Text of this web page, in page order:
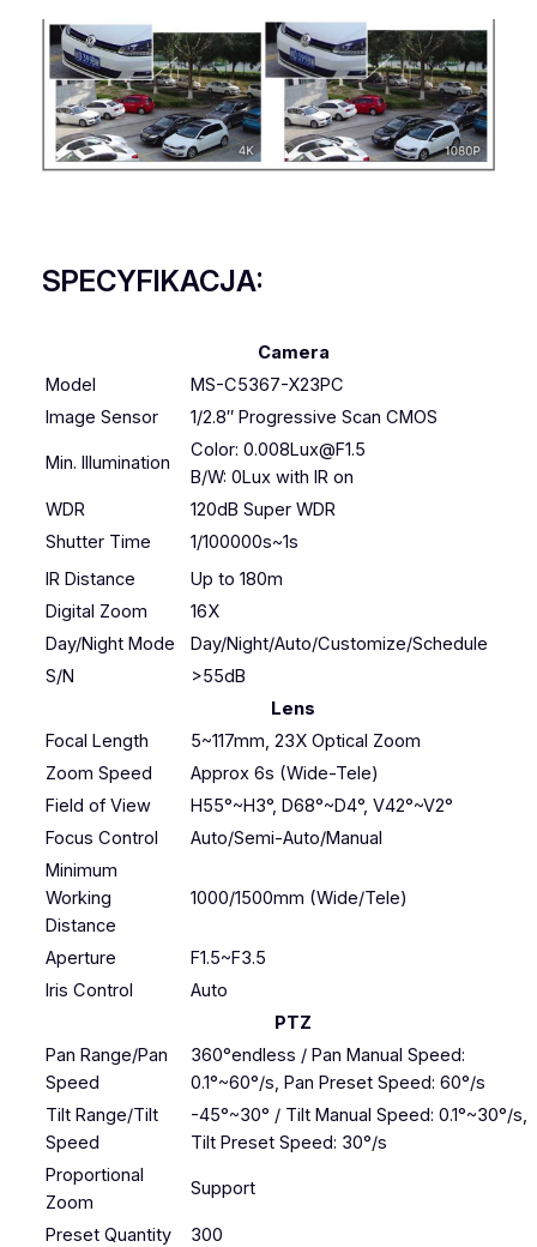
SPECYFIKACJA:
Camera
Model
MS-C5367-X23PC
Image Sensor
1/2.8″ Progressive Scan CMOS
Min. Illumination
Color: 0.008Lux@F1.5
B/W: 0Lux with IR on
WDR
120dB Super WDR
Shutter Time
1/100000s~1s
IR Distance
Up to 180m
Digital Zoom
16X
Day/Night Mode
Day/Night/Auto/Customize/Schedule
S/N
>55dB
Lens
Focal Length
5~117mm, 23X Optical Zoom
Zoom Speed
Approx 6s (Wide-Tele)
Field of View
H55°~H3°, D68°~D4°, V42°~V2°
Focus Control
Auto/Semi-Auto/Manual
Minimum
Working
Distance
1000/1500mm (Wide/Tele)
Aperture
F1.5~F3.5
Iris Control
Auto
PTZ
Pan Range/Pan
Speed
360°endless / Pan Manual Speed:
0.1°~60°/s, Pan Preset Speed: 60°/s
Tilt Range/Tilt
Speed
-45°~30° / Tilt Manual Speed: 0.1°~30°/s,
Tilt Preset Speed: 30°/s
Proportional
Zoom
Support
Preset Quantity 300